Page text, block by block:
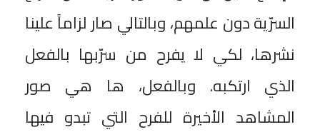
السرّية دون علمهم، وبالتالي صار لزاماً علينا
نشرها، لكي لا يفرح من سرّبها بالفعل
الذي ارتكبه. وبالفعل، ها هي صور
المشاهد الأخيرة للفرح التي تبدو فيها